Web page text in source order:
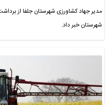
مدیر جهاد کشاورزی شهرستان جلفا از
شهرستان خبر داد.